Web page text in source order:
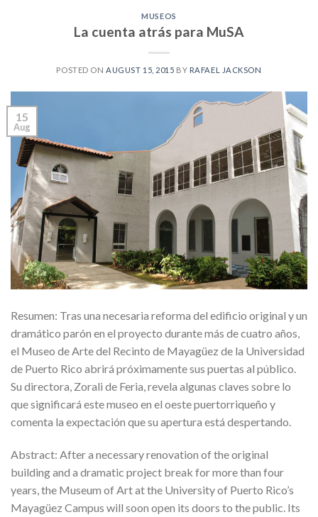
MUSEOS
La cuenta atrás para MuSA
POSTED ONAUGUST 15, 2015 BY RAFAEL JACKSON
15
Aug
Resumen: Tras una necesaria reforma del edificio original y un
dramático parón en el proyecto durante más de cuatro años,
el Museo de Arte del Recinto de Mayagüez de la Universidad
de Puerto Rico abrirá próximamente sus puertas al público.
Su directora, Zorali de Feria, revela algunas claves sobre lo
que significará este museo en el oeste puertorriqueño y
comenta la expectación que su apertura está despertando.
Abstract: After a necessary renovation of the original
building and a dramatic project break for more than four
years, the Museum of Art at the University of Puerto Rico’s
Mayagüez Campus will soon open its doors to the public. Its